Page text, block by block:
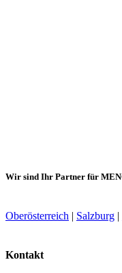
Wir sind Ihr Partner für
Oberösterreich | Salzburg |
Kontakt